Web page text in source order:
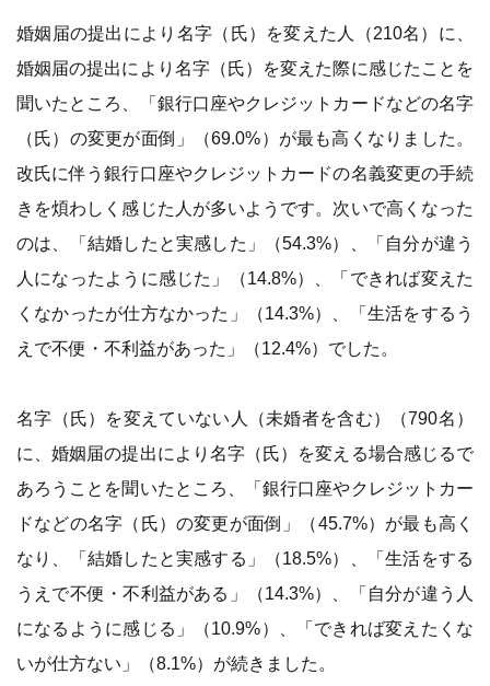
婚姻届の提出により名字（氏）を変えた人（210名）に、
婚姻届の提出により名字（氏）を変えた際に感じたことを
聞いたところ、「銀行口座やクレジットカードなどの名字
（氏）の変更が面倒」（69.0%）が最も高くなりました。
改氏に伴う銀行口座やクレジットカードの名義変更の手続
きを煩わしく感じた人が多いようです。次いで高くなった
のは、「結婚したと実感した」（54.3%）、「自分が違う
人になったように感じた」（14.8%）、「できれば変えた
くなかったが仕方なかった」（14.3%）、「生活をするう
えで不便・不利益があった」（12.4%）でした。
名字（氏）を変えていない人（未婚者を含む）（790名）
に、婚姻届の提出により名字（氏）を変える場合感じるで
あろうことを聞いたところ、「銀行口座やクレジットカー
ドなどの名字（氏）の変更が面倒」（45.7%）が最も高く
なり、「結婚したと実感する」（18.5%）、「生活をする
うえで不便・不利益がある」（14.3%）、「自分が違う人
になるように感じる」（10.9%）、「できれば変えたくな
いが仕方ない」（8.1%）が続きました。